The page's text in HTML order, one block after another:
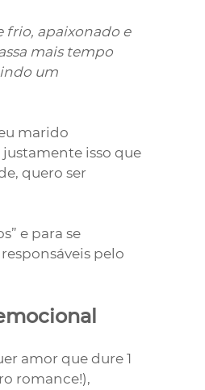
frio, apaixonado e
mais tempo
um
marido
isso que
quero ser
e para se
pelo
amor que dure 1
romance!),